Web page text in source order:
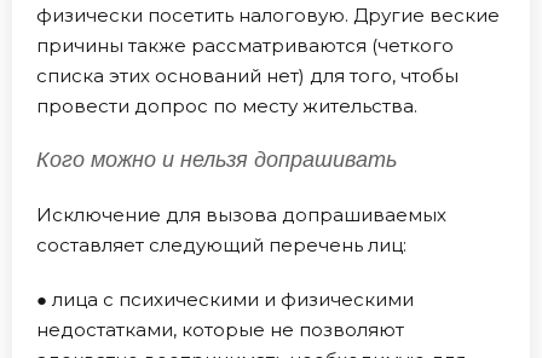
физически посетить налоговую. Другие веские
причины также рассматриваются (четкого
списка этих оснований нет) для того, чтобы
провести допрос по месту жительства.
Кого можно и нельзя допрашивать
Исключение для вызова допрашиваемых
составляет следующий перечень лиц:
● лица с психическими и физическими
недостатками, которые не позволяют